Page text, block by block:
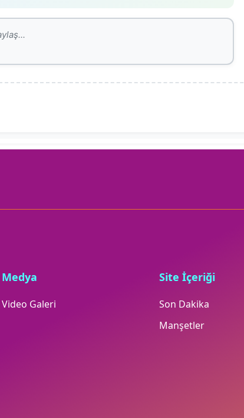
Medya
Video Galeri
Site İçeriği
Son Dakika
Manşetler